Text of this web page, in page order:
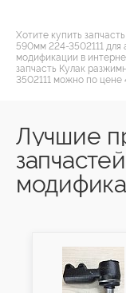
Хотите купить
590мм 224-3502111 для
модификации в
запчасть Кулак
3502111 можно по цене
Лучшие